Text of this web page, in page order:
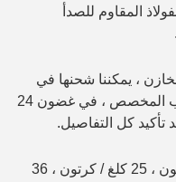
المقاوم للصدأ
، يمكننا شحنها في
غضون 7 أيام بعد استلام دفعتك.للطلب المخصص ، في غضون 24
ج: لدينا التعبئة العادية يستكثر في كرتون ، 25 كلغ / كرتون ، 36